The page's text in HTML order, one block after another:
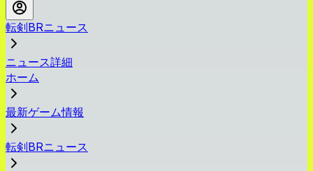
転剣BRニュース
ニュース詳細
ホーム
最新ゲーム情報
転剣BRニュース